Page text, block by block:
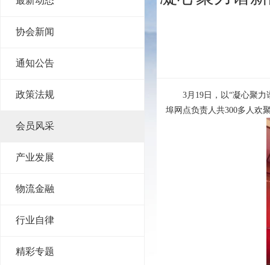
协会新闻
通知公告
政策法规
会员风采
产业发展
物流金融
行业自律
精彩专题
3月19日，以“凝心聚
埠网点负责人共300多人欢